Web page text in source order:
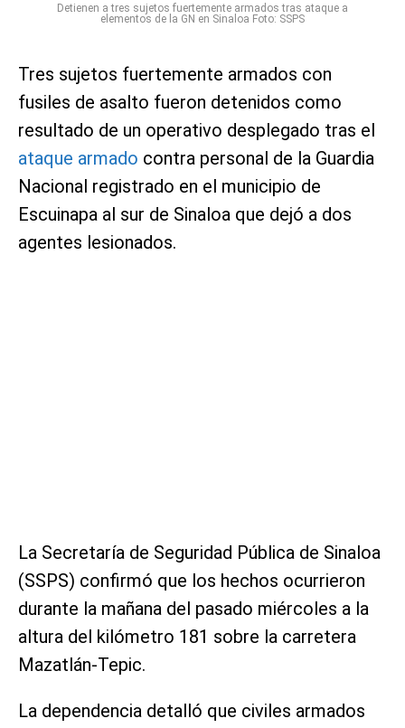
Detienen a tres sujetos fuertemente armados tras ataque a
elementos de la GN en Sinaloa Foto: SSPS
Tres sujetos fuertemente armados con
fusiles de asalto fueron detenidos como
resultado de un operativo desplegado tras el
ataque armado contra personal de la Guardia
Nacional registrado en el municipio de
Escuinapa al sur de Sinaloa que dejó a dos
agentes lesionados.
La Secretaría de Seguridad Pública de Sinaloa
(SSPS) confirmó que los hechos ocurrieron
durante la mañana del pasado miércoles a la
altura del kilómetro 181 sobre la carretera
Mazatlán-Tepic.
La dependencia detalló que civiles armados